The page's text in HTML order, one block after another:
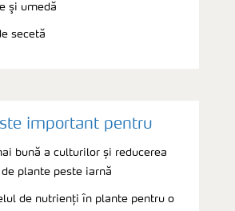
şi umedă
secetă
important pentru
bună a culturilor și reducerea
plante peste iarnă
de nutrienți în plante pentru o